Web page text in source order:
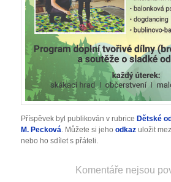
Příspěvek byl publikován v rubriceDětské
M. Pecková . Můžete si jehoodkaz uložit
nebo ho sdílet s přáteli.
Komentáře nejsou